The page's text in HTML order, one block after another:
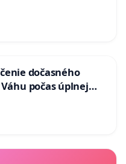
dočasného
počas úplnej